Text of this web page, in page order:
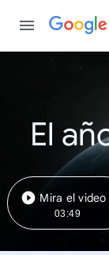
El
Mira el video
03:49